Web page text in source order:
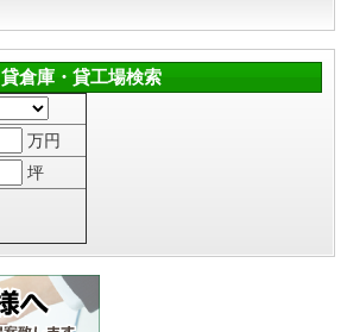
貸倉庫・貸工場検索
万円
坪